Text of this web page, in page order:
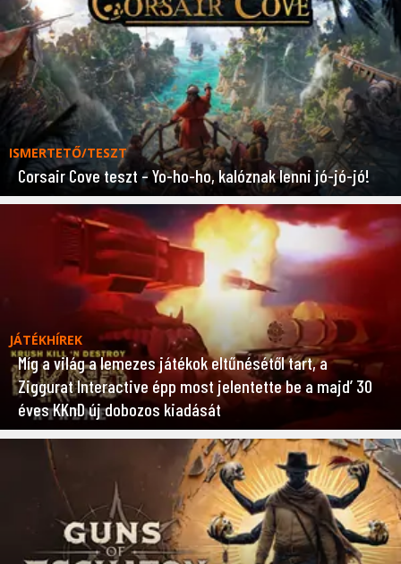
ISMERTETŐ/TESZT
Corsair Cove teszt – Yo-ho-ho, kalóznak lenni jó-jó-jó!
JÁTÉKHÍREK
Míg a világ a lemezes játékok eltűnésétől tart, a
Ziggurat Interactive épp most jelentette be a majd’ 30
éves KKnD új dobozos kiadását